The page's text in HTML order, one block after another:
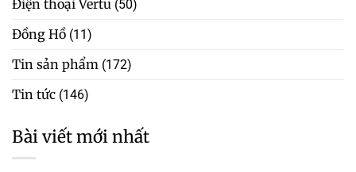
Điện thoại Vertu (50)
Đồng Hồ (11)
Tin sản phẩm (172)
Tin tức (146)
Bài viết mới nhất